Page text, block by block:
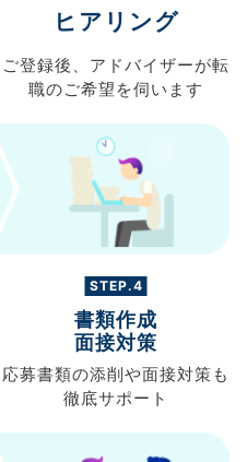
ヒアリング
ご登録後、 アドバイザーが転
職のご希望を伺います
STEP.4
書類作成
面接対策
応募書類の添削や面接対策も
徹底サポート